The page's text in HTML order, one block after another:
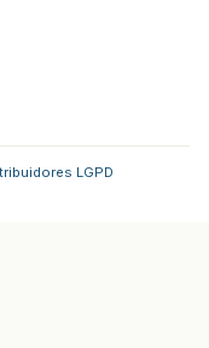
LGPD